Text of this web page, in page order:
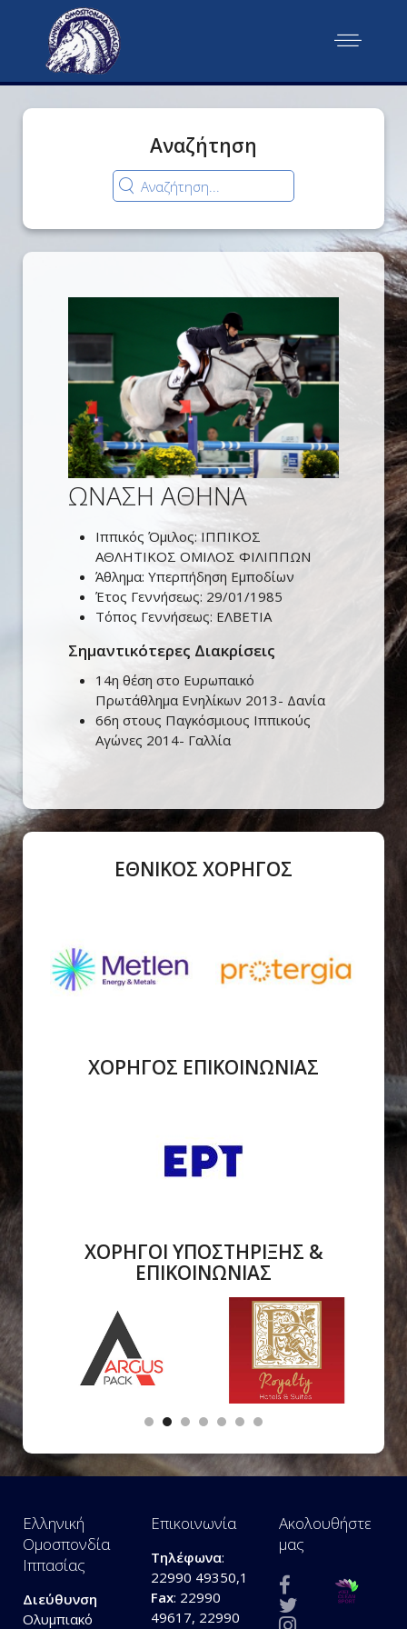
Αναζήτηση
ΩΝΑΣΗ ΑΘΗΝΑ
Ιππικός Όμιλος: ΙΠΠΙΚΟΣ
ΑΘΛΗΤΙΚΟΣ ΟΜΙΛΟΣ ΦΙΛΙΠΠΩΝ
Άθλημα: Υπερπήδηση Εμποδίων
Έτος Γεννήσεως: 29/01/1985
Τόπος Γεννήσεως: ΕΛΒΕΤΙΑ
Σημαντικότερες Διακρίσεις
14η θέση στο Ευρωπαικό
Πρωτάθλημα Ενηλίκων 2013- Δανία
66η στους Παγκόσμιους Ιππικούς
Αγώνες 2014- Γαλλία
ΕΘΝΙΚΟΣ ΧΟΡΗΓΟΣ
ΧΟΡΗΓΟΣ ΕΠΙΚΟΙΝΩΝΙΑΣ
ΧΟΡΗΓΟΙ ΥΠΟΣΤΗΡΙΞΗΣ &
ΕΠΙΚΟΙΝΩΝΙΑΣ
Ελληνική
Ομοσπονδία
Ιππασίας
Διεύθυνση
Ολυμπιακό
Επικοινωνία
Τηλέφωνα:
22990 49350,1
Fax: 22990
49617, 22990
Ακολουθήστε
μας